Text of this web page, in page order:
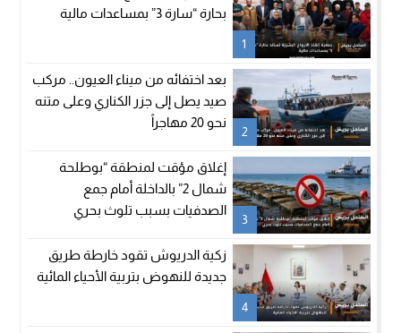
1
بحارة “سارة 3” بمساعدات مالية
2
بعد اختفائه من ميناء العيون.. مركب
صيد يصل إلى جزر الكناري وعلى متنه
نحو 20 مهاجراً
3
إغلاق مؤقت لمنطقة “بوطلحة
شمال 2” بالداخلة أمام جمع
الصدفيات بسبب تلوث بحري
4
زكية الدريوش تقود خارطة طريق
جديدة للنهوض بتربية الأحياء المائية